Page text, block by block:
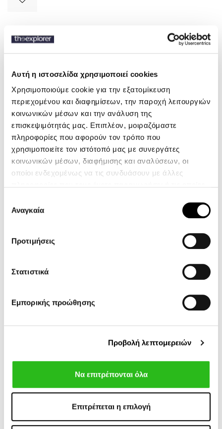
Αυτή η ιστοσελίδα χρησιμοποιεί cookies
Χρησιμοποιούμε cookie για την εξατομίκευση
περιεχομένου και διαφημίσεων, την παροχή λειτουργιών
κοινωνικών μέσων και την ανάλυση της
επισκεψιμότητάς μας. Επιπλέον, μοιραζόμαστε
πληροφορίες που αφορούν τον τρόπο που
χρησιμοποιείτε τον ιστότοπό μας με συνεργάτες
κοινωνικών μέσων, διαφήμισης και αναλύσεων, οι
οποίοι ενδεχομένως να τις συνδυάσουν με άλλες
των υπηρεσιών τους.
συγκατάθεσης
Αναγκαία
Προτιμήσεις
Στατιστικά
Εμπορικής προώθησης
Προβολή λεπτομερειών
Να επιτρέπονται όλα
Επιτρέπεται η επιλογή
Περιγραφή
Χαρακτηριστικά
Το απόλυτα διαχρονικό, on the go ανδρικό μπουφάν από τη Polo
Ralph Lauren. Ένα σχέδιο που φοριέται άνετα με όλα τα outfits και
είναι πλήρως επενδυμένο για να σας κρατάει ζεστούς και
προστατευμένους. Φινιρισμένο με δερμάτινες λεπτομέρειες και
αφαιρούμενη επένδυση από ψεύτικη γούνα στην κουκούλα.
15 ακόμα προϊόντα στην ίδια
POLO RALPH
LAUREN
ΚΑΣΜΙΡ
419,30 €
599,00 €
BARBOUR
ΕΠΕΝΔΥΣΗ
149,00 €